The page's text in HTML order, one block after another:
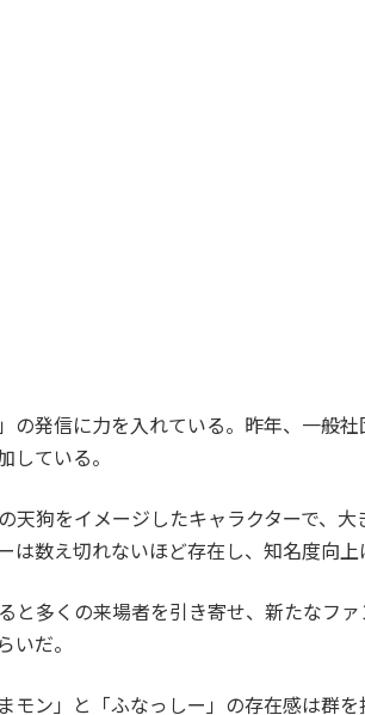
発信に力を入れている。昨年、一般
ている。
狗をイメージしたキャラクターで、
数え切れないほど存在し、知名度向上
多くの来場者を引き寄せ、新たなフ
だ。
ン」と「ふなっしー」の存在感は群